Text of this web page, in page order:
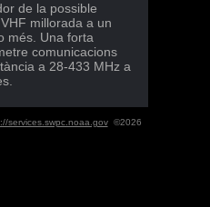
de la possible
millorada a un
més. Una forta
comunicacions
a 28-433 MHz a
services.swpc.noaa.gov©2026